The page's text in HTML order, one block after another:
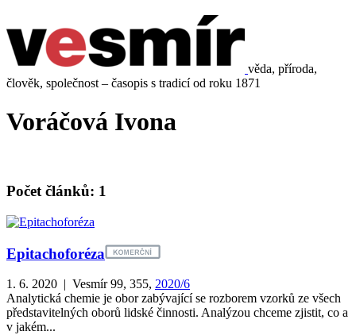
věda, příroda,
člověk, společnost – časopis s tradicí od roku 1871
Voráčová Ivona
Počet článků: 1
Epitachoforéza
1. 6. 2020 | Vesmír 99, 355, 2020/6
Analytická chemie je obor zabývající se rozborem vzorků ze všech
představitelných oborů lidské činnosti. Analýzou chceme zjistit, co a
v jakém...